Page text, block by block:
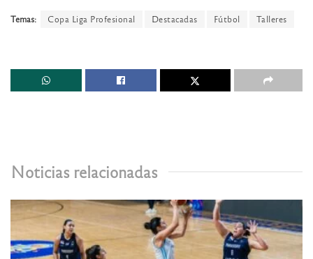
Temas: Copa Liga Profesional Destacadas Fútbol Talleres
Noticias relacionadas